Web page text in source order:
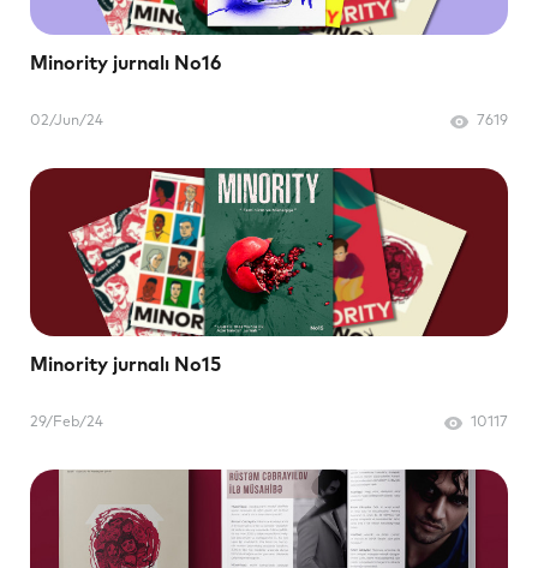
Minority jurnalı No16
02/Jun/24 7619
Minority jurnalı No15
29/Feb/24 10117